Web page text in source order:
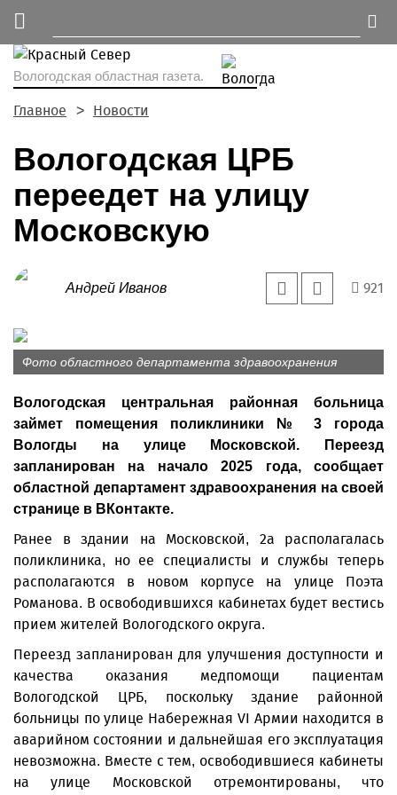
Вологодская областная газета.
Главное Новости
Вологодская ЦРБ
переедет на улицу
Московскую
Андрей Иванов 921
Фото областного департамента здравоохранения
Вологодская центральная районная больница
займет помещения поликлиники № 3 города
Вологды на улице Московской. Переезд
запланирован на начало 2025 года, сообщает
областной департамент здравоохранения на своей
странице в ВКонтакте.
Ранее в здании на Московской, 2а располагалась
поликлиника, но ее специалисты и службы теперь
располагаются в новом корпусе на улице Поэта
Романова. В освободившихся кабинетах будет вестись
прием жителей Вологодского округа.
Переезд запланирован для улучшения доступности и
качества оказания медпомощи пациентам
Вологодской ЦРБ, поскольку здание районной
больницы по улице Набережная VI Армии находится в
аварийном состоянии и дальнейшая его эксплуатация
невозможна. Вместе с тем, освободившиеся кабинеты
на улице Московской отремонтированы, что